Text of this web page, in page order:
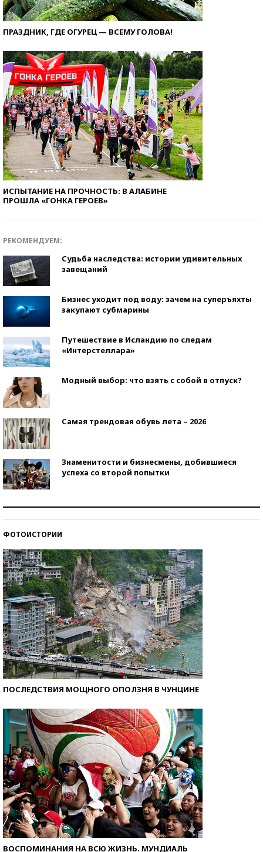
ПРАЗДНИК, ГДЕ ОГУРЕЦ — ВСЕМУ ГОЛОВА!
ИСПЫТАНИЕ НА ПРОЧНОСТЬ: В АЛАБИНЕ
ПРОШЛА «ГОНКА ГЕРОЕВ»
РЕКОМЕНДУЕМ:
Судьба наследства: истории удивительных
завещаний
Бизнес уходит под воду: зачем на суперъяхты
закупают субмарины
Путешествие в Исландию по следам
«Интерстеллара»
Модный выбор: что взять с собой в отпуск?
Самая трендовая обувь лета – 2026
Знаменитости и бизнесмены, добившиеся
успеха со второй попытки
ФОТОИСТОРИИ
ПОСЛЕДСТВИЯ МОЩНОГО ОПОЛЗНЯ В ЧУНЦИНЕ
ВОСПОМИНАНИЯ НА ВСЮ ЖИЗНЬ. МУНДИАЛЬ